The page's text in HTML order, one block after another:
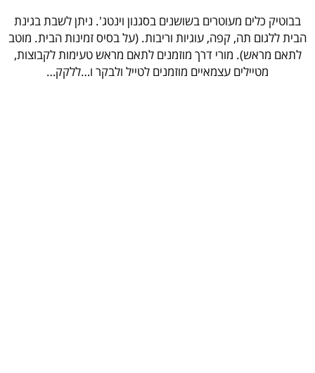
בבוטיק כלים מעוטרים בשושנים בסגנון וינטג'. ניתן לשבת בגינת
הבית ללגום תה, קפה, עוגיות וריבות. (על בסיס זמינות הבית. מוטב
לתאם מראש). מורי דרך מוזמנים לתאם מראש טעימות לקבוצות,
מטיילים עצמאיים מוזמנים לטייל ולבקר ו…ללקק…